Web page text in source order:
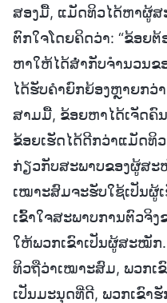
ສອງມື້, ແມັດທິວໄດ້ຫາຜູ້
ຕົກໃຈໂດຍຄິດວ່າ: “ຂ້ອຍ
ຫາໃຫ້ໄດ້ສ່ຳກັບຈຳນວນຂ
ໄດ້ຮັບຄຳຍົກຍ້ອງຫຼາຍກວ່
ສາມມື້, ຂ້ອຍຫາໄດ້ເຈັດຄົ
ຂ້ອຍເຮັດໄດ້ດີກວ່າແມັດທິ
ກ່ຽວກັບສະພາບຂອງຜູ້ສ
ເໝາະສົມຈະຮັບໃຊ້ເປັນຜູ້
ເຂົ້າໃຈສະພາບການຕົວຈິງ
ໃຫ້ພວກເຂົາເປັນຜູ້ສະໝັ
ທິວຖືວ່າເໝາະສົມ, ພວກເ
ເປັນມະນຸດທີ່ດີ, ພວກເຂົາ